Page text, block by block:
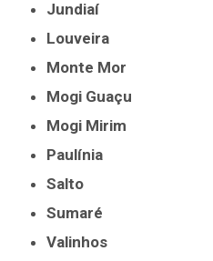
Jundiaí
Louveira
Monte Mor
Mogi Guaçu
Mogi Mirim
Paulínia
Salto
Sumaré
Valinhos